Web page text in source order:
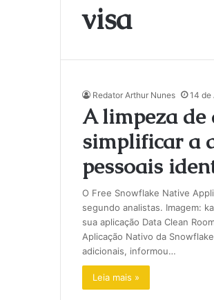
visa
Redator Arthur Nunes 14 de
A limpeza de
simplificar a
pessoais
O Free Snowflake Native
segundo analistas. Imagem:
sua aplicação Data Clean
Aplicação Nativo da
adicionais, informou…
Leia mais »